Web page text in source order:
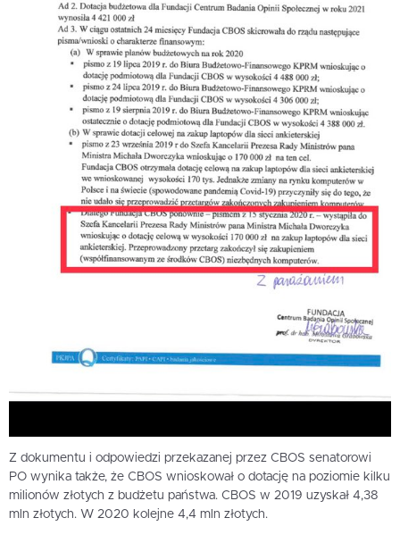
Z dokumentu i odpowiedzi przekazanej przez CBOS senatorowi
PO wynika także, że CBOS wnioskował o dotację na poziomie kilku
milionów złotych z budżetu państwa. CBOS w 2019 uzyskał 4,38
mln złotych. W 2020 kolejne 4,4 mln złotych.